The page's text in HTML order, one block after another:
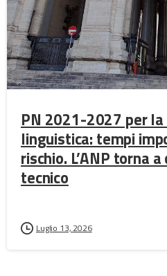
PN 2021-2027 per
linguistica: tempi
rischio. L’ANP torna
tecnico
Luglio 13, 2026